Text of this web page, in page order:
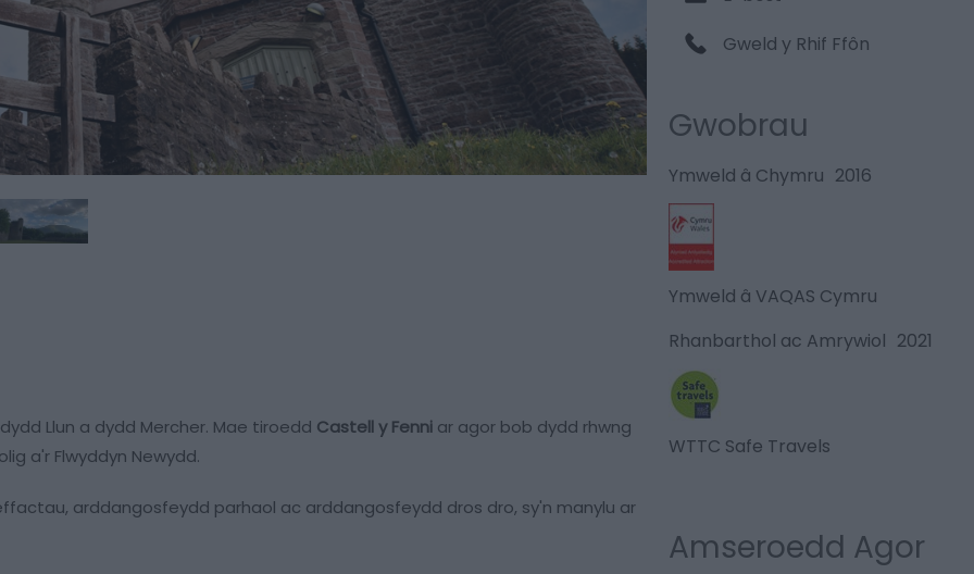
Llun a dydd Mercher. Mae tiroedd Castell y Fenni ar agor bob dydd rhwng
a'r Flwyddyn Newydd.
arddangosfeydd parhaol ac arddangosfeydd dros dro, sy'n manylu ar
Gweld y Rhif Ffôn
Gwobrau
Ymweld â Chymru
Ymweld â VAQAS Cymru
2016
Rhanbarthol ac Amrywiol
WTTC Safe Travels
2021
Amseroedd Agor